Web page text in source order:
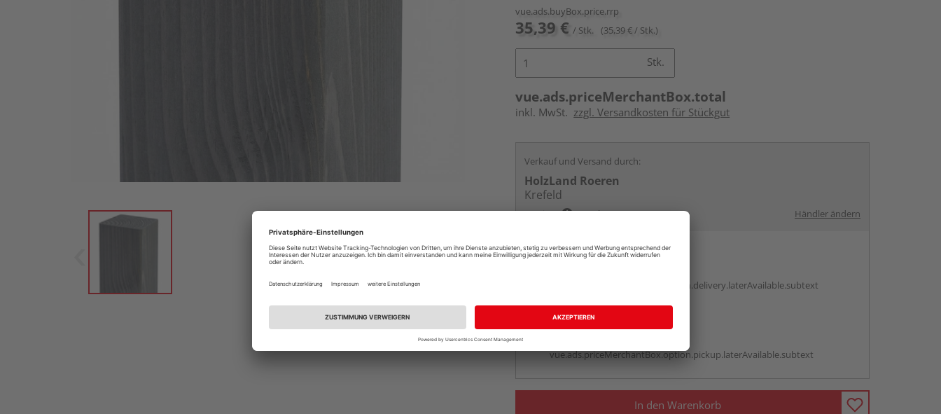
vue.ads.buyBox.price.rrp
35,39 € / Stk. (35,39 € / Stk.)
Stk.
vue.ads.priceMerchantBox.total
inkl. MwSt. zzgl. Versandkosten für Stückgut
Verkauf und Versand durch:
HolzLand Roeren
Krefeld
Services Kontakt Händler ändern
Online bestellen
vue.ads.priceMerchantBox.option.delivery.laterAvailable.subtext
Beim Händler abholen
vue.ads.priceMerchantBox.option.pickup.laterAvailable.subtext
In den Warenkorb